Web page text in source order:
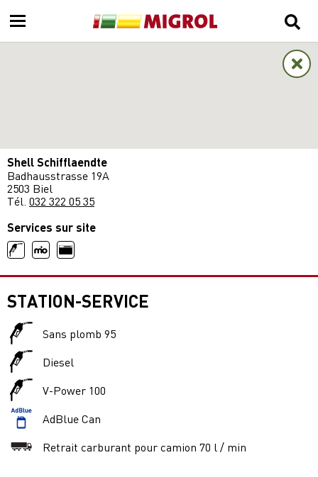
Shell Schifflaendte
Badhausstrasse 19A
2503 Biel
Tél. 032 322 05 35
Services sur site
STATION-SERVICE
Sans plomb 95
Diesel
V-Power 100
AdBlue Can
Retrait carburant pour camion 70 l / min